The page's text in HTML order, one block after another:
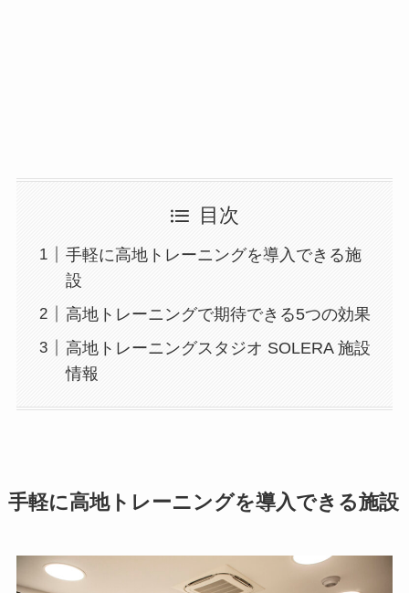
目次
手軽に高地トレーニングを導入できる施
設
高地トレーニングで期待できる5つの効果
高地トレーニングスタジオ SOLERA 施設
情報
手軽に高地トレーニングを導入できる施設